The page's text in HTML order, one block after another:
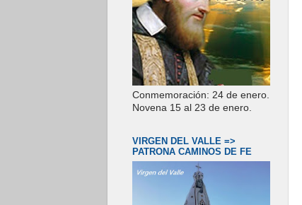
Conmemoración: 24 de enero.
Novena 15 al 23 de enero.
VIRGEN DEL VALLE =>
PATRONA CAMINOS DE FE